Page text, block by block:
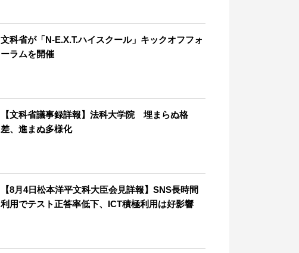
文科省が「N-E.X.T.ハイスクール」キックオフフォ
ーラムを開催
【文科省議事録詳報】法科大学院 埋まらぬ格
差、進まぬ多様化
【8月4日松本洋平文科大臣会見詳報】SNS長時間
利用でテスト正答率低下、ICT積極利用は好影響